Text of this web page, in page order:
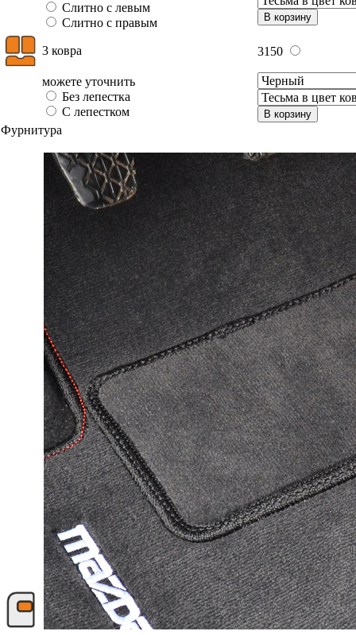
Слитно с левым
Слитно с правым
В корзину
3 ковра 3150
можете уточнить
Без лепестка
С лепестком
В корзину
Фурнитура